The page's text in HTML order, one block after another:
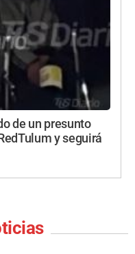
de un presunto
y seguirá